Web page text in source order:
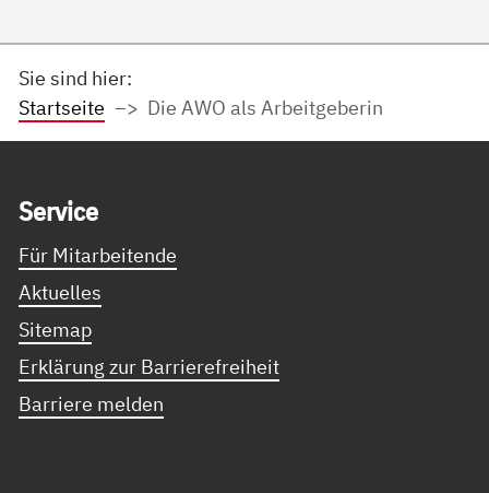
Sie sind hier:
Startseite
Die AWO als Arbeitgeberin
Ser­vice
Für Mitarbeitende
Aktuelles
Sitemap
Erklärung zur Barrierefreiheit
Barriere melden